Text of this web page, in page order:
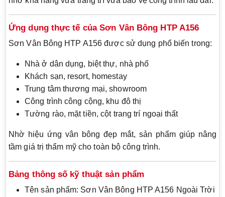
Ứng dụng thực tế của Sơn Vân Bông HTP A156
Sơn Vân Bông HTP A156 được sử dụng phổ biến trong:
Nhà ở dân dụng, biệt thự, nhà phố
Khách sạn, resort, homestay
Trung tâm thương mại, showroom
Công trình công cộng, khu đô thị
Tường rào, mặt tiền, cột trang trí ngoại thất
Nhờ hiệu ứng vân bông đẹp mắt, sản phẩm giúp nâng
tầm giá trị thẩm mỹ cho toàn bộ công trình.
Bảng thông số kỹ thuật sản phẩm
Tên sản phẩm: Sơn Vân Bông HTP A156 Ngoài Trời